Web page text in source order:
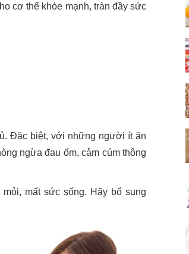
cơ thể khỏe mạnh, tràn đầy sức
Đặc biệt, với những người ít ăn
ngừa đau ốm, cảm cúm thông
mất sức sống. Hãy bổ sung